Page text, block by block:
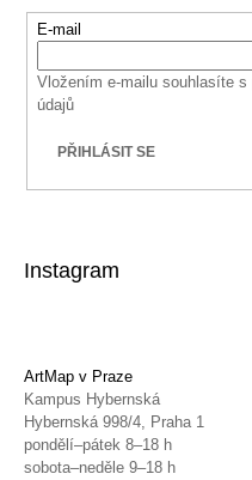
E-mail
Vložením e-mailu souhlasíte s
údajů
PŘIHLÁSIT SE
Instagram
ArtMap v Praze
Kampus Hybernská
Hybernská 998/4, Praha 1
pondělí–pátek 8–18 h
sobota–neděle 9–18 h